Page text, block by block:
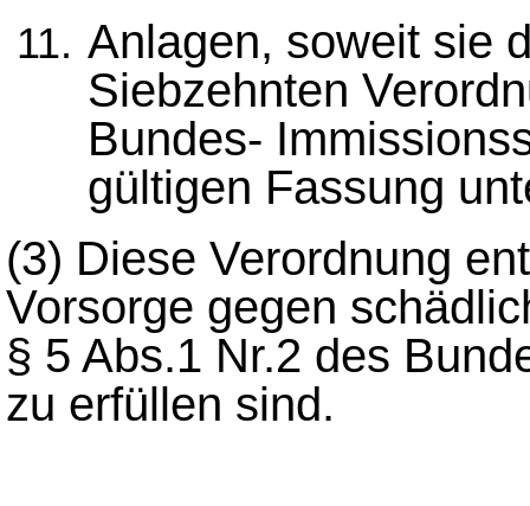
Anlagen, soweit sie
Siebzehnten
Bundes-
gültigen Fassung
(3) Diese Verordnung
Vorsorge gegen
§ 5 Abs.1 Nr.2 des
zu erfüllen sind.